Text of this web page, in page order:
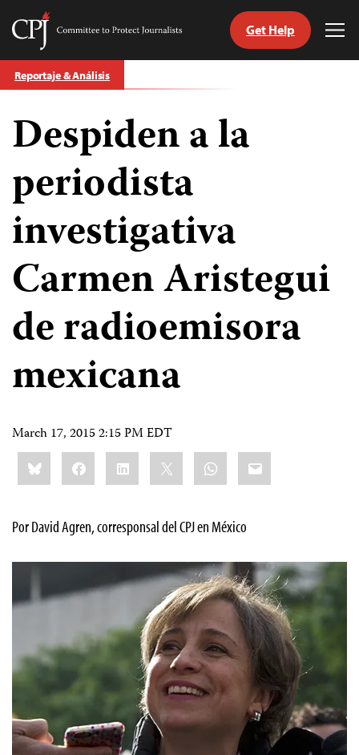
Skip
to
Committee
Protect
Journalists
Get Help
Reportaje & Análisis
Despiden a la
periodista
investigativa
Carmen Aristegui
de radioemisora
mexicana
March 17, 2015 2:15 PM EDT
Share
this:BlueskyFacebookLinkedIn WhatsApp
Email
Por David Agren, corresponsal del CPJ en México